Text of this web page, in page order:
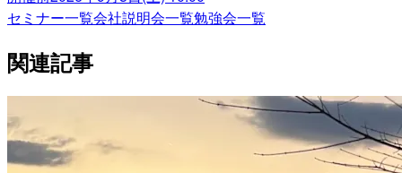
セミナー一覧会社説明会一覧勉強会一覧
関連記事